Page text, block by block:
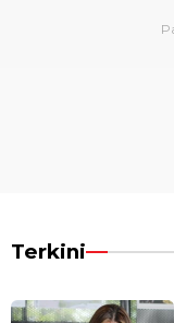
Terkini